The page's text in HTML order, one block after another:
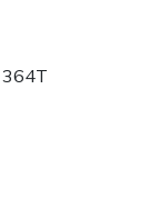
364T